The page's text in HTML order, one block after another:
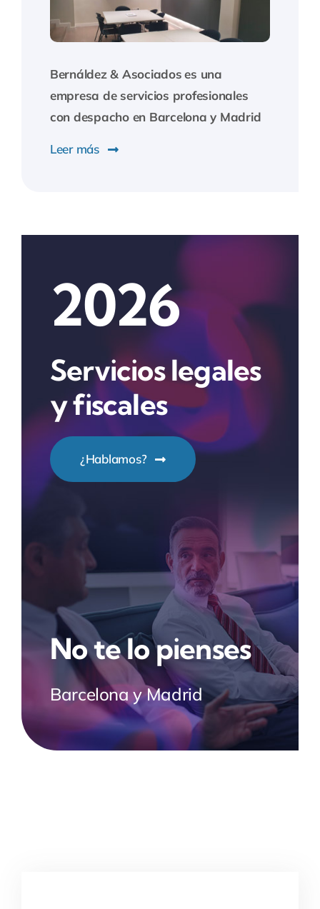
Bernáldez & Asociados es una
empresa de servicios profesionales
con despacho en Barcelona y Madrid
Leer más
2026
Servicios legales
y fiscales
¿Hablamos?
No te lo pienses
Barcelona y Madrid